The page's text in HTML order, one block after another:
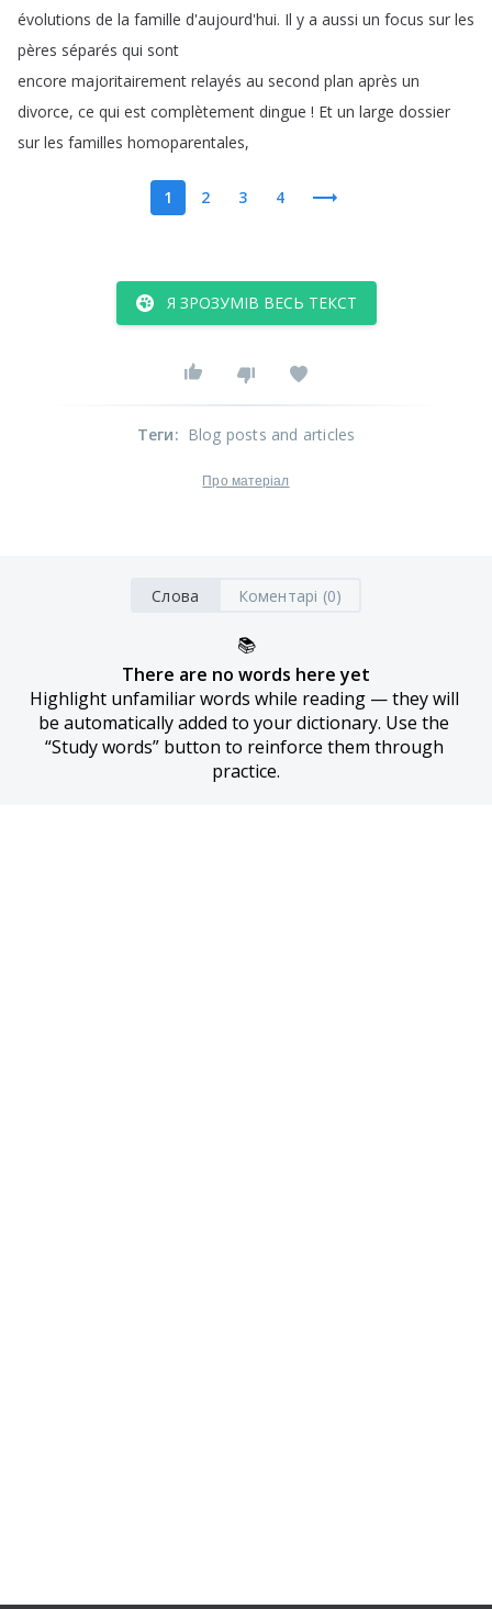
évolutions de la famille d'aujourd'hui. Il y a aussi un focus sur les
pères séparés qui sont
encore majoritairement relayés au second plan après un
divorce, ce qui est complètement dingue ! Et un large dossier
sur les familles homoparentales,
1 2 3 4
Я ЗРОЗУМІВ ВЕСЬ ТЕКСТ
Теги: Blog posts and articles
Про матеріал
Слова Коментарі (0)
📚
There are no words here yet
Highlight unfamiliar words while reading — they will
be automatically added to your dictionary. Use the
“Study words” button to reinforce them through
practice.